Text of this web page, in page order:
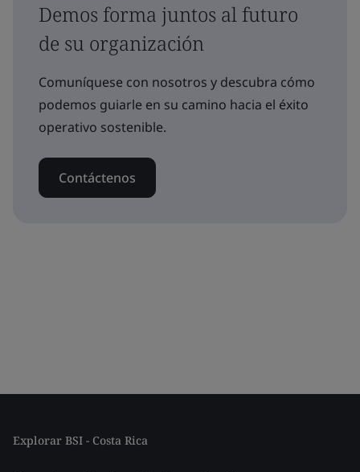
Demos forma juntos al futuro
de su organización
Comuníquese con nosotros y descubra cómo
podemos guiarle en su camino hacia el éxito
operativo sostenible.
Contáctenos
Explorar BSI - Costa Rica